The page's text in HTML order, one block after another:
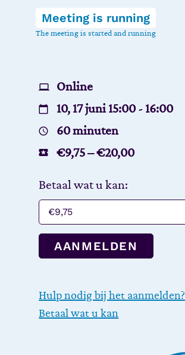
Meeting is running
The meeting is started and running
Online
10, 17 juni 15:00 - 16:00
60 minuten
€9,75–€20,00
Betaal wat u kan:
AANMELDEN
Hulp nodig bij het aanmelden?
Betaal wat u kan